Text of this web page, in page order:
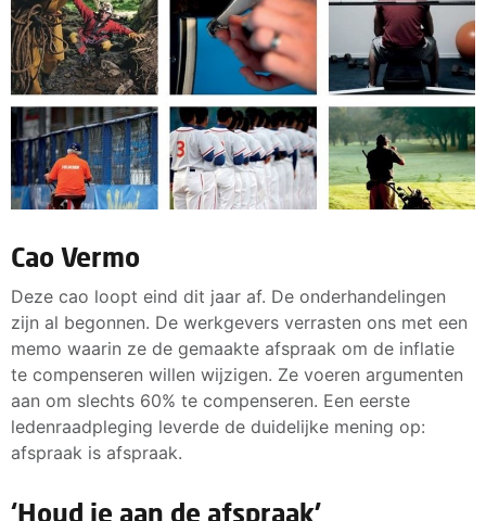
Cao Vermo
Deze cao loopt eind dit jaar af. De onderhandelingen
zijn al begonnen. De werkgevers verrasten ons met een
memo waarin ze de gemaakte afspraak om de inflatie
te compenseren willen wijzigen. Ze voeren argumenten
aan om slechts 60% te compenseren. Een eerste
ledenraadpleging leverde de duidelijke mening op:
afspraak is afspraak.
‘Houd je aan de afspraak’